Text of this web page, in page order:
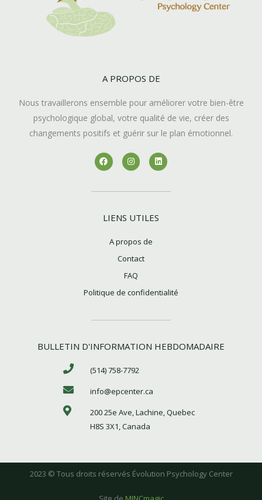
A PROPOS DE
Nous travaillerons ensemble pour améliorer votre bien-être
psychologique global, votre qualité de vie, créer des
changements positifs et guérir sur le plan émotionnel.
F
a
c
b
k
I
n
s
a
a
m
L
i
n
e
n
LIENS UTILES
A propos de
Contact
FAQ
Politique de confidentialité
BULLETIN D'INFORMATION HEBDOMADAIRE
(514) 758-7792
info@epcenter.ca
200 25e Ave, Lachine, Quebec
H8S 3X1, Canada
2023 © Tous droits réservés Évolution Psychology Center